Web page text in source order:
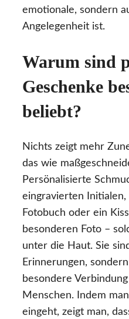
emotionale, sondern
Angelegenheit ist.
Warum sind
Geschenke
beliebt?
Nichts zeigt mehr
das wie
Persönalisierte
eingravierten Initialen,
Fotobuch oder ein
besonderen Foto –
unter die Haut. Sie
Erinnerungen,
besondere
Menschen. Indem
eingeht, zeigt man,